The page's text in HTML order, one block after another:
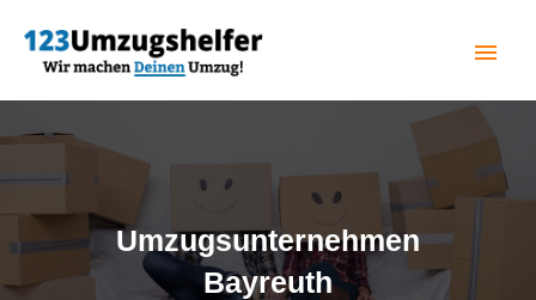
menu
Umzugsunternehmen
Bayreuth